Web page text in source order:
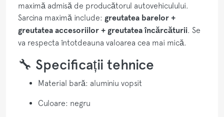
maximă admisă de producătorul autovehiculului.
Sarcina maximă include: greutatea barelor +
greutatea accesoriilor + greutatea încărcăturii. Se
va respecta întotdeauna valoarea cea mai mică.
🔧 Specificații tehnice
Material bară: aluminiu vopsit
Culoare: negru